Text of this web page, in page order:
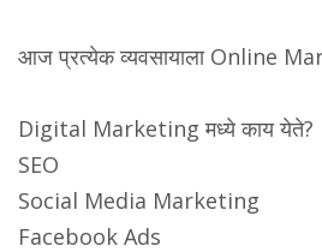
आज प्रत्येक व्यवसायाला Online
Digital Marketing मध्ये काय येते?
SEO
Social Media Marketing
Facebook Ads